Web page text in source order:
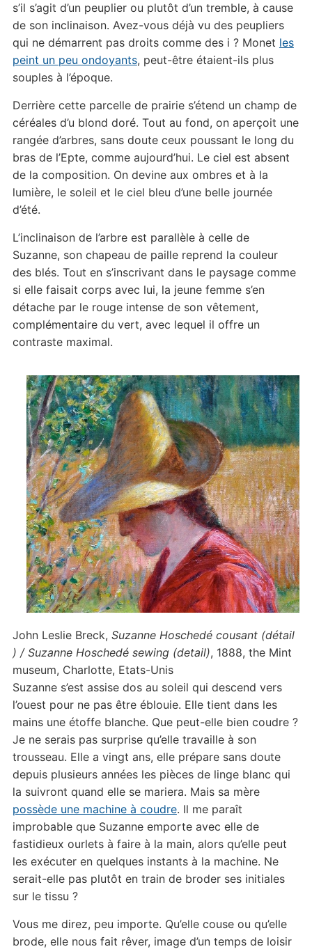
s’il s’agit d’un peuplier ou plutôt d’un tremble, à cause
de son inclinaison. Avez-vous déjà vu des peupliers
qui ne démarrent pas droits comme des i ? Monet les
peint un peu ondoyants, peut-être étaient-ils plus
souples à l’époque.
Derrière cette parcelle de prairie s’étend un champ de
céréales d’u blond doré. Tout au fond, on aperçoit une
rangée d’arbres, sans doute ceux poussant le long du
bras de l’Epte, comme aujourd’hui. Le ciel est absent
de la composition. On devine aux ombres et à la
lumière, le soleil et le ciel bleu d’une belle journée
d’été.
L’inclinaison de l’arbre est parallèle à celle de
Suzanne, son chapeau de paille reprend la couleur
des blés. Tout en s’inscrivant dans le paysage comme
si elle faisait corps avec lui, la jeune femme s’en
détache par le rouge intense de son vêtement,
complémentaire du vert, avec lequel il offre un
contraste maximal.
John Leslie Breck, Suzanne Hoschedé cousant (détail
) / Suzanne Hoschedé sewing (detail), 1888, the Mint
museum, Charlotte, Etats-Unis
Suzanne s’est assise dos au soleil qui descend vers
l’ouest pour ne pas être éblouie. Elle tient dans les
mains une étoffe blanche. Que peut-elle bien coudre ?
Je ne serais pas surprise qu’elle travaille à son
trousseau. Elle a vingt ans, elle prépare sans doute
depuis plusieurs années les pièces de linge blanc qui
la suivront quand elle se mariera. Mais sa mère
possède une machine à coudre. Il me paraît
improbable que Suzanne emporte avec elle de
fastidieux ourlets à faire à la main, alors qu’elle peut
les exécuter en quelques instants à la machine. Ne
serait-elle pas plutôt en train de broder ses initiales
sur le tissu ?
Vous me direz, peu importe. Qu’elle couse ou qu’elle
brode, elle nous fait rêver, image d’un temps de loisir